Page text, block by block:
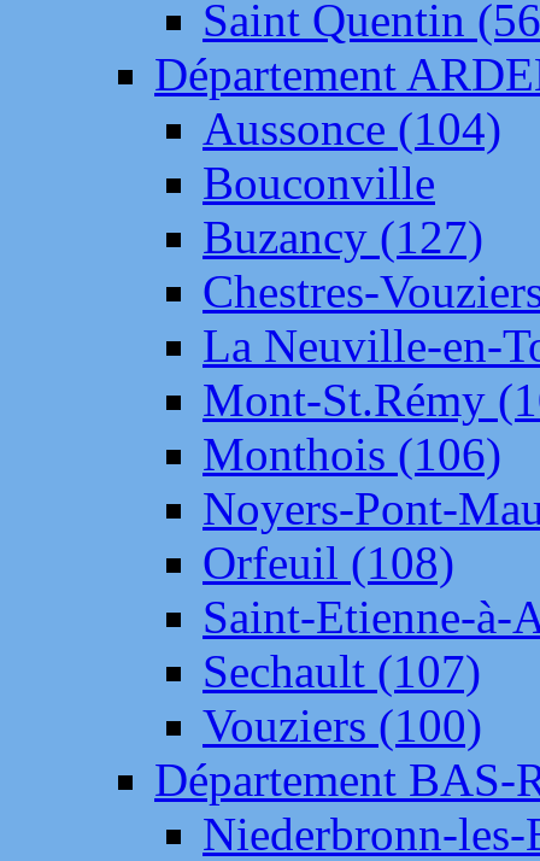
Saint Quentin
Département
Aussonce (104)
Bouconville
Buzancy (127)
Chestres-
La Neuville-en-
Mont-St.Rémy
Monthois (106)
Noyers-Pont-
Orfeuil (108)
Saint-Etienne-à-
Sechault (107)
Vouziers (100)
Département BAS-
Niederbronn-